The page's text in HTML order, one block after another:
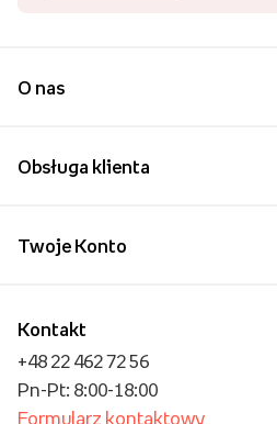
O nas
Obsługa klienta
Kontakt
+48 22 462 72 56
Pn-Pt: 8:00-18:00
Formularz kontaktowy
Twoje Konto